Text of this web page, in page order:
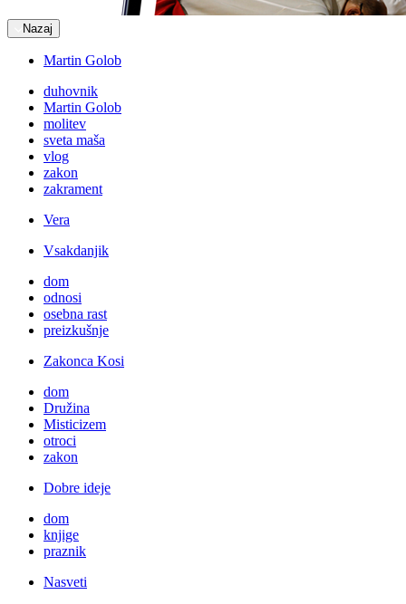
Nazaj
Martin Golob
duhovnik
Martin Golob
molitev
sveta maša
vlog
zakon
zakrament
Vera
Vsakdanjik
dom
odnosi
osebna rast
preizkušnje
Zakonca Kosi
dom
Družina
Misticizem
otroci
zakon
Dobre ideje
dom
knjige
praznik
Nasveti